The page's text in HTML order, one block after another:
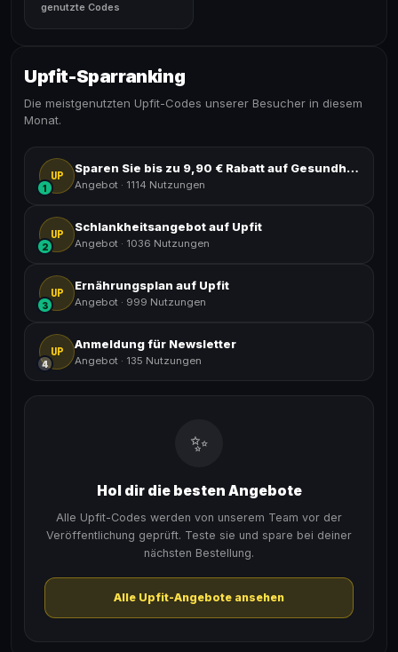
genutzte Codes
Upfit-Sparranking
Die meistgenutzten Upfit-Codes unserer Besucher in diesem
Monat.
UP
1
Sparen Sie bis zu 9,90 € Rabatt auf Gesundheitsprodukte
Angebot · 1114 Nutzungen
UP
2
Schlankheitsangebot auf Upfit
Angebot · 1036 Nutzungen
UP
3
Ernährungsplan auf Upfit
Angebot · 999 Nutzungen
UP
4
Anmeldung für Newsletter
Angebot · 135 Nutzungen
✨
Hol dir die besten Angebote
Alle Upfit-Codes werden von unserem Team vor der
Veröffentlichung geprüft. Teste sie und spare bei deiner
nächsten Bestellung.
Alle Upfit-Angebote ansehen